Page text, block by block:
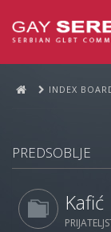
INDEX
PREDSOBLJE
Kafić